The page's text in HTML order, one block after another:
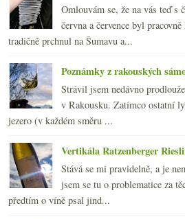
Omlouvám se, že na vás teď s
června a července byl
tradičně prchnul na Šumavu a...
Poznámky z rakouských
Strávil jsem nedávno
v Rakousku. Zatímco ostatní
jezero (v každém směru ...
Vertikála Ratzenberger
Stává se mi pravidelně, a je
jsem se tu o problematice za
předtím o víně psal jind...